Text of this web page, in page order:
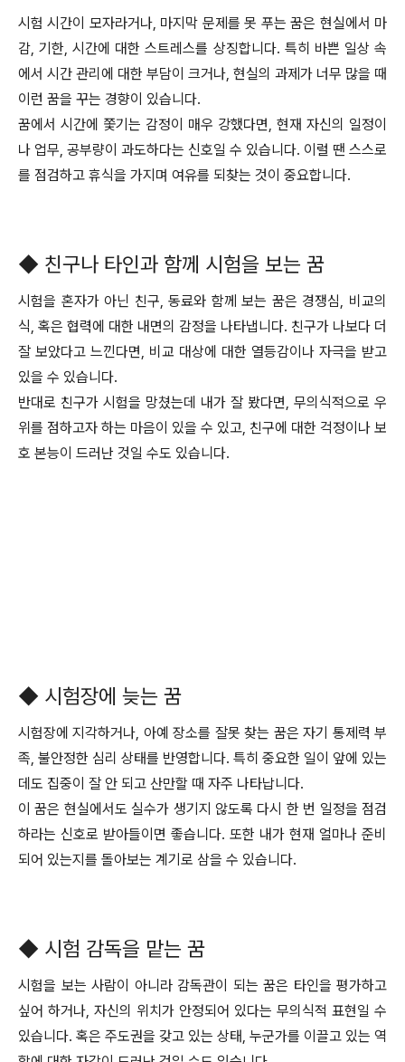
시험 시간이 모자라거나, 마지막 문제를 못 푸는 꿈은 현실에서 마
감, 기한, 시간에 대한 스트레스를 상징합니다. 특히 바쁜 일상 속
에서 시간 관리에 대한 부담이 크거나, 현실의 과제가 너무 많을 때
이런 꿈을 꾸는 경향이 있습니다.
꿈에서 시간에 쫓기는 감정이 매우 강했다면, 현재 자신의 일정이
나 업무, 공부량이 과도하다는 신호일 수 있습니다. 이럴 땐 스스로
를 점검하고 휴식을 가지며 여유를 되찾는 것이 중요합니다.
◆ 친구나 타인과 함께 시험을 보는 꿈
시험을 혼자가 아닌 친구, 동료와 함께 보는 꿈은 경쟁심, 비교의
식, 혹은 협력에 대한 내면의 감정을 나타냅니다. 친구가 나보다 더
잘 보았다고 느낀다면, 비교 대상에 대한 열등감이나 자극을 받고
있을 수 있습니다.
반대로 친구가 시험을 망쳤는데 내가 잘 봤다면, 무의식적으로 우
위를 점하고자 하는 마음이 있을 수 있고, 친구에 대한 걱정이나 보
호 본능이 드러난 것일 수도 있습니다.
◆ 시험장에 늦는 꿈
시험장에 지각하거나, 아예 장소를 잘못 찾는 꿈은 자기 통제력 부
족, 불안정한 심리 상태를 반영합니다. 특히 중요한 일이 앞에 있는
데도 집중이 잘 안 되고 산만할 때 자주 나타납니다.
이 꿈은 현실에서도 실수가 생기지 않도록 다시 한 번 일정을 점검
하라는 신호로 받아들이면 좋습니다. 또한 내가 현재 얼마나 준비
되어 있는지를 돌아보는 계기로 삼을 수 있습니다.
◆ 시험 감독을 맡는 꿈
시험을 보는 사람이 아니라 감독관이 되는 꿈은 타인을 평가하고
싶어 하거나, 자신의 위치가 안정되어 있다는 무의식적 표현일 수
있습니다. 혹은 주도권을 갖고 있는 상태, 누군가를 이끌고 있는 역